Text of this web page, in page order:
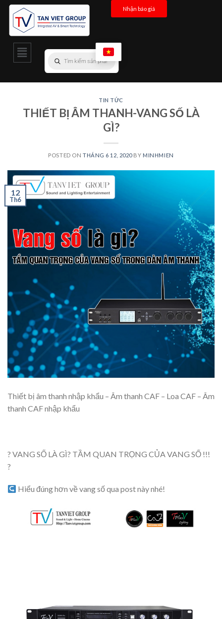
Nhận báo giá
TIN TỨC
THIẾT BỊ ÂM THANH-VANG SỐ LÀ
GÌ?
POSTED ON THÁNG 6 12, 2020BY MINHMIEN
12
Th6
Thiết bị âm thanh nhập khẩu – Âm thanh CAF – Loa CAF – Âm
thanh CAF nhập khẩu
? VANG SỐ LÀ GÌ? TẦM QUAN TRỌNG CỦA VANG SỐ !!!
?
Hiểu đúng hơn về vang số qua post này nhé!